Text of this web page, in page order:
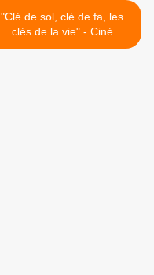
"Clé de sol, clé de fa, les
clés de la vie" - Ciné
concert à l'Harmonie >